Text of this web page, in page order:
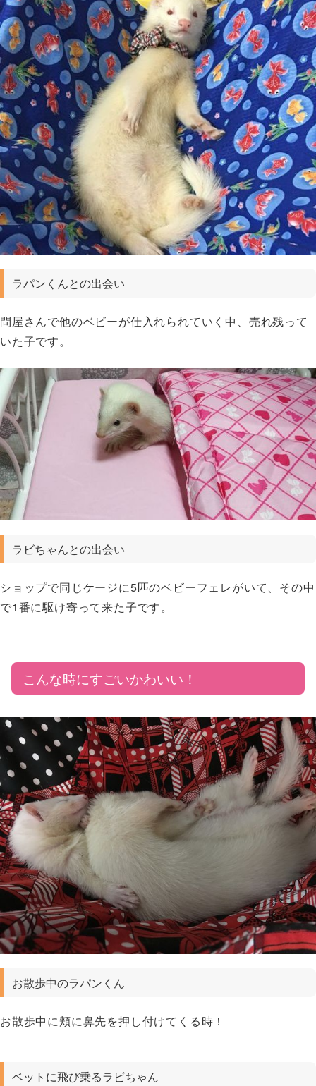
ラパンくんとの出会い
問屋さんで他のベビーが仕入れられていく中、売れ残って
いた子です。
ラビちゃんとの出会い
ショップで同じケージに5匹のベビーフェレがいて、その中
で1番に駆け寄って来た子です。
こんな時にすごいかわいい！
お散歩中のラパンくん
お散歩中に頬に鼻先を押し付けてくる時！
ベットに飛び乗るラビちゃん